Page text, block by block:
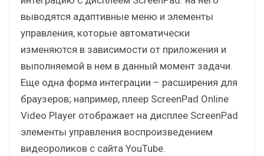
выводятся адаптивные меню и элементы
управления, которые автоматически
изменяются в зависимости от приложения и
выполняемой в нем в данный момент задачи.
Еще одна форма интеграции – расширения для
браузеров; например, плеер ScreenPad Online
Video Player отображает на дисплее ScreenPad
элементы управления воспроизведением
видеороликов с сайта YouTube.